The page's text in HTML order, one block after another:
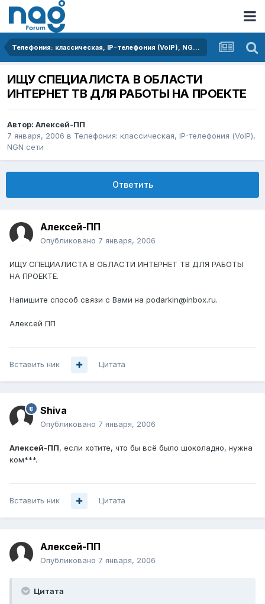
Телефония: классическая, IP-телефония (VoIP), NGN сети
ИЩУ СПЕЦИАЛИСТА В ОБЛАСТИ
ИНТЕРНЕТ ТВ ДЛЯ РАБОТЫ НА ПРОЕКТЕ
Автор: Алексей-ПП
7 января, 2006 в Телефония: классическая, IP-телефония (VoIP),
NGN сети
Ответить
Алексей-ПП
Опубликовано 7 января, 2006
ИЩУ СПЕЦИАЛИСТА В ОБЛАСТИ ИНТЕРНЕТ ТВ ДЛЯ РАБОТЫ
НА ПРОЕКТЕ.
Напишите способ связи с Вами на podarkin@inbox.ru.
Алексей ПП
Вставить ник Цитата
Shiva
Опубликовано 7 января, 2006
Алексей-ПП, если хотите, что бы всё было шоколадно, нужна
ком***.
Вставить ник Цитата
Алексей-ПП
Опубликовано 7 января, 2006
Цитата